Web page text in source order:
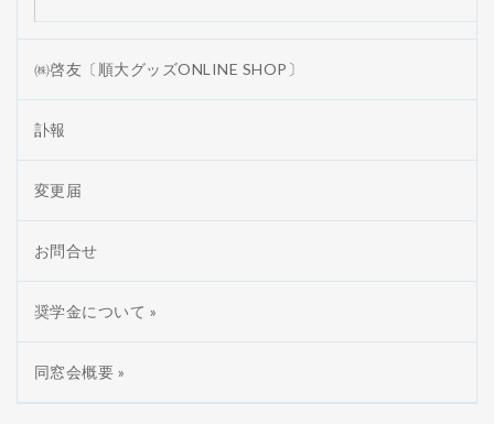
㈱啓友〔順大グッズONLINE SHOP〕
訃報
変更届
お問合せ
奨学金について »
同窓会概要 »